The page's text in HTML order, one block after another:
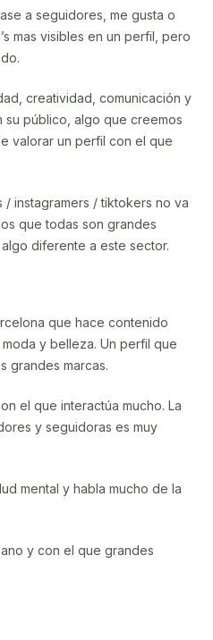
a seguidores, me gusta o
mas visibles en un perfil, pero
creatividad, comunicación y
público, algo que creemos
valorar un perfil con el que
instagramers / tiktokers no va
que todas son grandes
diferente a este sector.
que hace contenido
y belleza. Un perfil que
grandes marcas.
el que interactúa mucho. La
y seguidoras es muy
mental y habla mucho de la
y con el que grandes